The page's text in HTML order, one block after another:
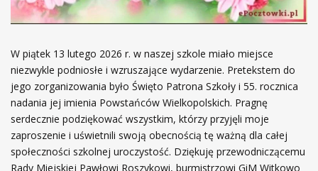
W piątek 13 lutego 2026 r. w naszej szkole miało miejsce
niezwykle podniosłe i wzruszające wydarzenie. Pretekstem do
jego zorganizowania było Święto Patrona Szkoły i 55. rocznica
nadania jej imienia Powstańców Wielkopolskich. Pragnę
serdecznie podziękować wszystkim, którzy przyjęli moje
zaproszenie i uświetnili swoją obecnością tę ważną dla całej
społeczności szkolnej uroczystość. Dziękuję przewodniczącemu
Rady Miejskiej Pawłowi Roszykowi, burmistrzowi GiM Witkowo